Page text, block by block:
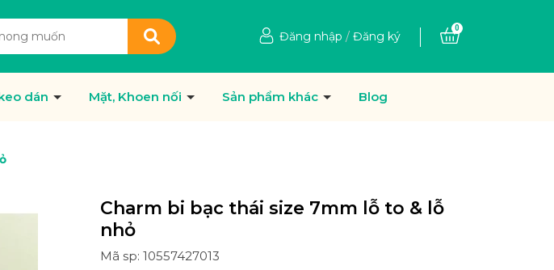
Đăng nhập / Đăng ký
0
dán Mặt, Khoen nối Sản phẩm khác Blog
Charm bi bạc thái size 7mm lỗ to & lỗ
nhỏ
Mã sp: 10557427013